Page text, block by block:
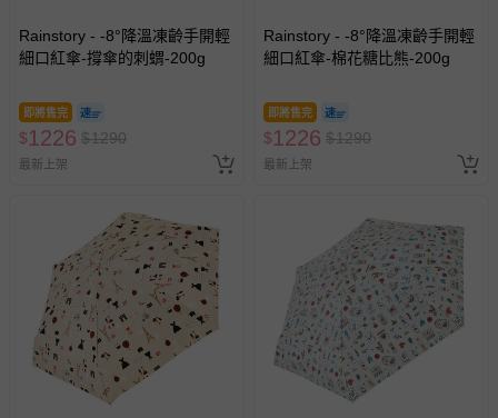
其他常見問題：
運送服務：目前提供的運送僅限台灣本島。如您位於離島地
亦保留出貨與否的權利。離島、偏遠地區、樓層親送等加價
費用，可能會另需加收。
商品實際的配達日期，可於訂單個人資料內的查詢訂單內，
已出貨通知之訊息為主。
如您收到商品，請依正常流程檢查是否完好，若商品遇瑕疵
情形，您可申請更換新品或退貨，請見：退貨的辦理流程
若您對於會員帳號、商品訂購與資訊、購物流程、付款方
Rainstory - -8°降溫凍齡手開輕
細口紅傘-撐傘的刺蝟-200g
即將售完
$1226 $1290
最新上架
Rainstory - -8°降溫凍齡手開輕
細口紅傘-棉花糖比熊-200g
即將售完
$1226 $1290
最新上架